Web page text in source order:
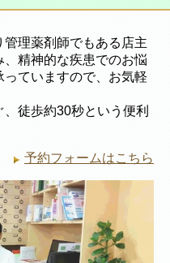
理薬剤師でもある店主
精神的な疾患でのお悩
ていますので、お気軽
徒歩約30秒という便利
予約フォームはこちら